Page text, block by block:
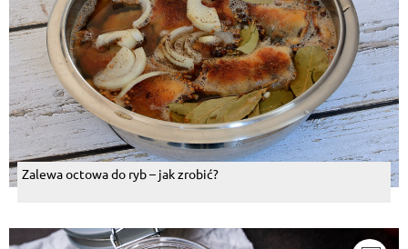
Zalewa octowa do ryb – jak zrobić?